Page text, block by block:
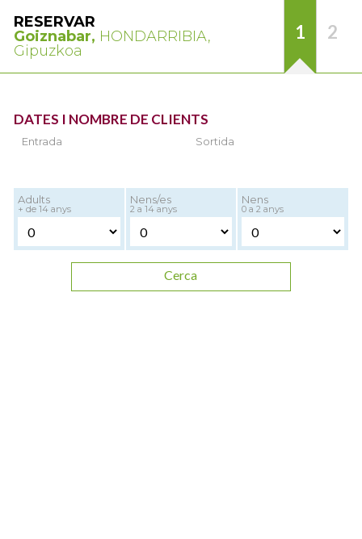
RESERVAR
Goiznabar, HONDARRIBIA,
Gipuzkoa
1 2
DATES I NOMBRE DE CLIENTS
Entrada Sortida
Adults
+ de 14 anys
Nens/es
2 a 14 anys
Nens
0 a 2 anys
Cerca